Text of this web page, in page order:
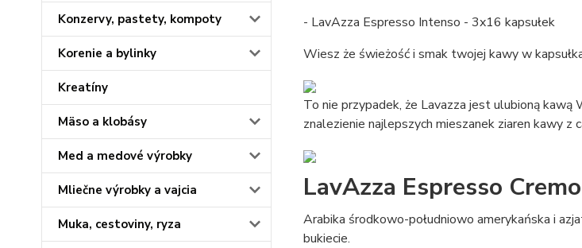
Konzervy, pastety, kompoty
Korenie a bylinky
Kreatíny
Mäso a klobásy
Med a medové výrobky
Mliečne výrobky a vajcia
Muka, cestoviny, ryza
- LavAzza Espresso Intenso - 3x16 kapsułek
Wiesz że świeżość i smak twojej kawy w
To nie przypadek, że Lavazza jest ulubioną
znalezienie najlepszych mieszanek ziaren kawy z
LavAzza Espresso
Arabika środkowo-południowo amerykańska i
bukiecie.